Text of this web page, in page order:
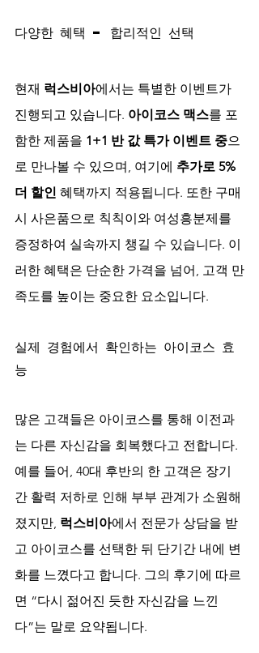
다양한 혜택 – 합리적인 선택
현재 럭스비아에서는 특별한 이벤트가
진행되고 있습니다. 아이코스 맥스를 포
함한 제품을 1+1 반 값 특가 이벤트 중으
로 만나볼 수 있으며, 여기에 추가로 5%
더 할인 혜택까지 적용됩니다. 또한 구매
시 사은품으로 칙칙이와 여성흥분제를
증정하여 실속까지 챙길 수 있습니다. 이
러한 혜택은 단순한 가격을 넘어, 고객 만
족도를 높이는 중요한 요소입니다.
실제 경험에서 확인하는 아이코스 효
능
많은 고객들은 아이코스를 통해 이전과
는 다른 자신감을 회복했다고 전합니다.
예를 들어, 40대 후반의 한 고객은 장기
간 활력 저하로 인해 부부 관계가 소원해
졌지만, 럭스비아에서 전문가 상담을 받
고 아이코스를 선택한 뒤 단기간 내에 변
화를 느꼈다고 합니다. 그의 후기에 따르
면 “다시 젊어진 듯한 자신감을 느낀
다”는 말로 요약됩니다.